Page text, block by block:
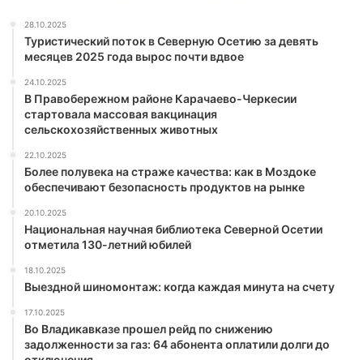
28.10.2025
Туристический поток в Северную Осетию за девять
месяцев 2025 года вырос почти вдвое
24.10.2025
В Правобережном районе Карачаево-Черкесии
стартовала массовая вакцинация
сельскохозяйственных животных
22.10.2025
Более полувека на страже качества: как в Моздоке
обеспечивают безопасность продуктов на рынке
20.10.2025
Национальная научная библиотека Северной Осетии
отметила 130-летний юбилей
18.10.2025
Выездной шиномонтаж: когда каждая минута на счету
17.10.2025
Во Владикавказе прошел рейд по снижению
задолженности за газ: 64 абонента оплатили долги до